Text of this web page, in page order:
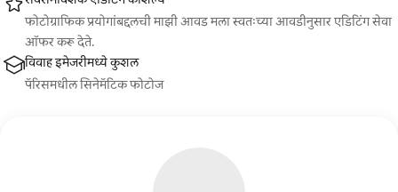
फोटोग्राफिक प्रयोगांबद्दलची माझी आवड मला स्वतःच्या आवडीनुसार एडिटिंग सेवा
ऑफर करू देते.
विवाह इमेजरीमध्ये कुशल
पॅरिसमधील सिनेमॅटिक फोटोज